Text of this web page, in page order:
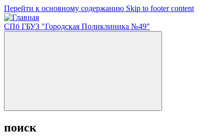
Перейти к основному содержанию Skip to footer content
СПб ГБУЗ "Городская Поликлиника №49"
поиск